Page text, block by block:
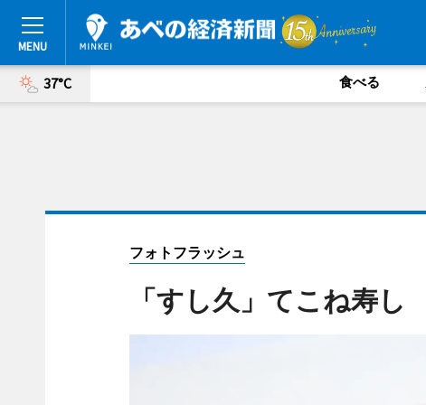
37°C 食べる
フォトフラッシュ
「すし久」てこね寿し